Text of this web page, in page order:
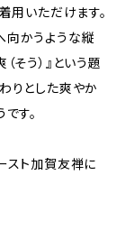
用いただけます。
向かうような縦
そう）』という題
りとした爽やか
す。
スト加賀友禅に